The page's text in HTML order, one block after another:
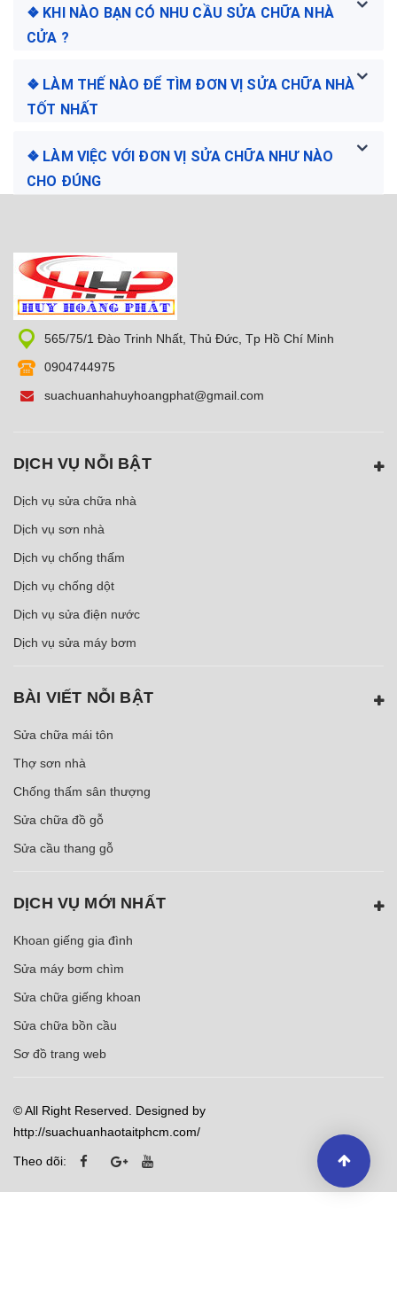
❖ KHI NÀO BẠN CÓ NHU CẦU SỬA CHỮA NHÀ
CỬA ?
❖ LÀM THẾ NÀO ĐỂ TÌM ĐƠN VỊ SỬA CHỮA NHÀ
TỐT NHẤT
❖ LÀM VIỆC VỚI ĐƠN VỊ SỬA CHỮA NHƯ NÀO
CHO ĐÚNG
565/75/1 Đào Trinh Nhất, Thủ Đức, Tp Hồ Chí Minh
0904744975
suachuanhahuyhoangphat@gmail.com
DỊCH VỤ NỖI BẬT
Dịch vụ sửa chữa nhà
Dịch vụ sơn nhà
Dịch vụ chống thấm
Dịch vụ chống dột
Dịch vụ sửa điện nước
Dịch vụ sửa máy bơm
BÀI VIẾT NỖI BẬT
Sửa chữa mái tôn
Thợ sơn nhà
Chống thấm sân thượng
Sửa chữa đồ gỗ
Sửa cầu thang gỗ
DỊCH VỤ MỚI NHẤT
Khoan giếng gia đình
Sửa máy bơm chìm
Sửa chữa giếng khoan
Sửa chữa bồn cầu
Sơ đồ trang web
© All Right Reserved. Designed by
http://suachuanhaotaitphcm.com/
Theo dõi: